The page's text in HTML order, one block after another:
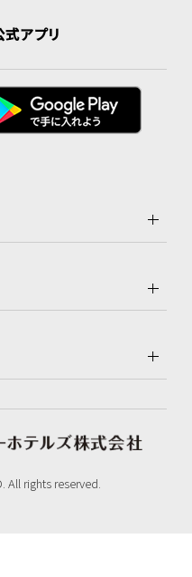
式アプリ
All rights reserved.